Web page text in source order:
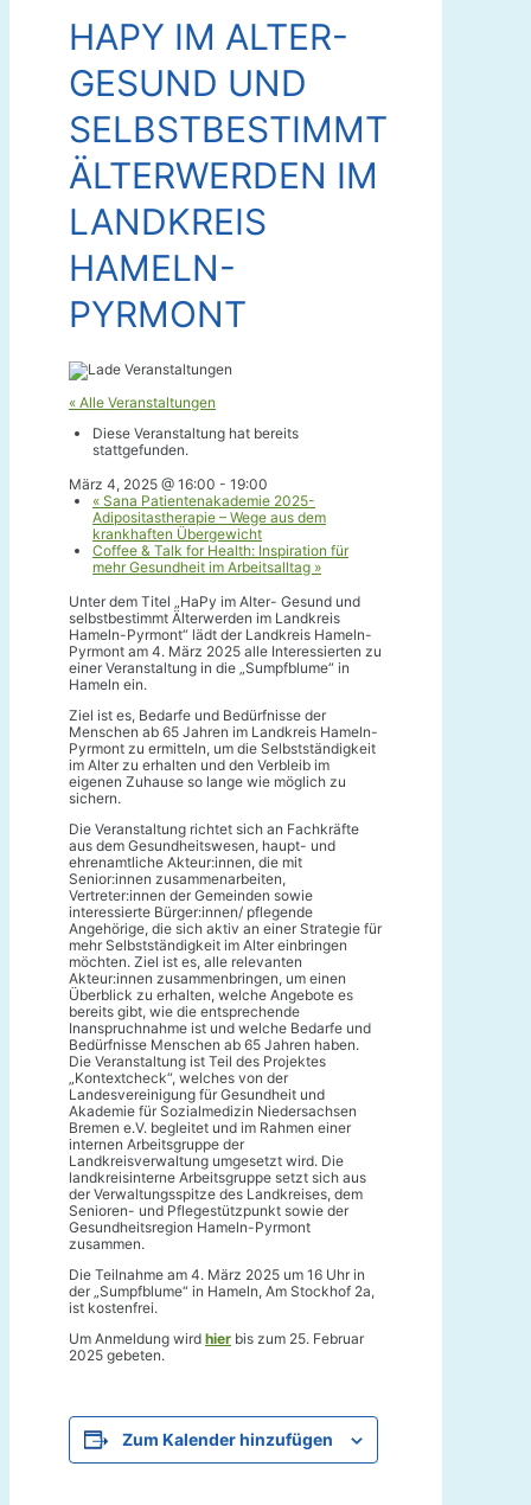
HAPY IM ALTER-
GESUND UND
SELBSTBESTIMMT
ÄLTERWERDEN IM
LANDKREIS
HAMELN-
PYRMONT
« Alle Veranstaltungen
Diese Veranstaltung hat bereits
stattgefunden.
März 4, 2025 @ 16:00 - 19:00
« Sana Patientenakademie 2025-
Adipositastherapie – Wege aus dem
krankhaften Übergewicht
Coffee & Talk for Health: Inspiration für
mehr Gesundheit im Arbeitsalltag »
Unter dem Titel „HaPy im Alter- Gesund und
selbstbestimmt Älterwerden im Landkreis
Hameln-Pyrmont“ lädt der Landkreis Hameln-
Pyrmont am 4. März 2025 alle Interessierten zu
einer Veranstaltung in die „Sumpfblume“ in
Hameln ein.
Ziel ist es, Bedarfe und Bedürfnisse der
Menschen ab 65 Jahren im Landkreis Hameln-
Pyrmont zu ermitteln, um die Selbstständigkeit
im Alter zu erhalten und den Verbleib im
eigenen Zuhause so lange wie möglich zu
sichern.
Die Veranstaltung richtet sich an Fachkräfte
aus dem Gesundheitswesen, haupt- und
ehrenamtliche Akteur:innen, die mit
Senior:innen zusammenarbeiten,
Vertreter:innen der Gemeinden sowie
interessierte Bürger:innen/ pflegende
Angehörige, die sich aktiv an einer Strategie für
mehr Selbstständigkeit im Alter einbringen
möchten. Ziel ist es, alle relevanten
Akteur:innen zusammenbringen, um einen
Überblick zu erhalten, welche Angebote es
bereits gibt, wie die entsprechende
Inanspruchnahme ist und welche Bedarfe und
Bedürfnisse Menschen ab 65 Jahren haben.
Die Veranstaltung ist Teil des Projektes
„Kontextcheck“, welches von der
Landesvereinigung für Gesundheit und
Akademie für Sozialmedizin Niedersachsen
Bremen e.V. begleitet und im Rahmen einer
internen Arbeitsgruppe der
Landkreisverwaltung umgesetzt wird. Die
landkreisinterne Arbeitsgruppe setzt sich aus
der Verwaltungsspitze des Landkreises, dem
Senioren- und Pflegestützpunkt sowie der
Gesundheitsregion Hameln-Pyrmont
zusammen.
Die Teilnahme am 4. März 2025 um 16 Uhr in
der „Sumpfblume“ in Hameln, Am Stockhof 2a,
ist kostenfrei.
Um Anmeldung wird hier bis zum 25. Februar
2025 gebeten.
Zum Kalender hinzufügen